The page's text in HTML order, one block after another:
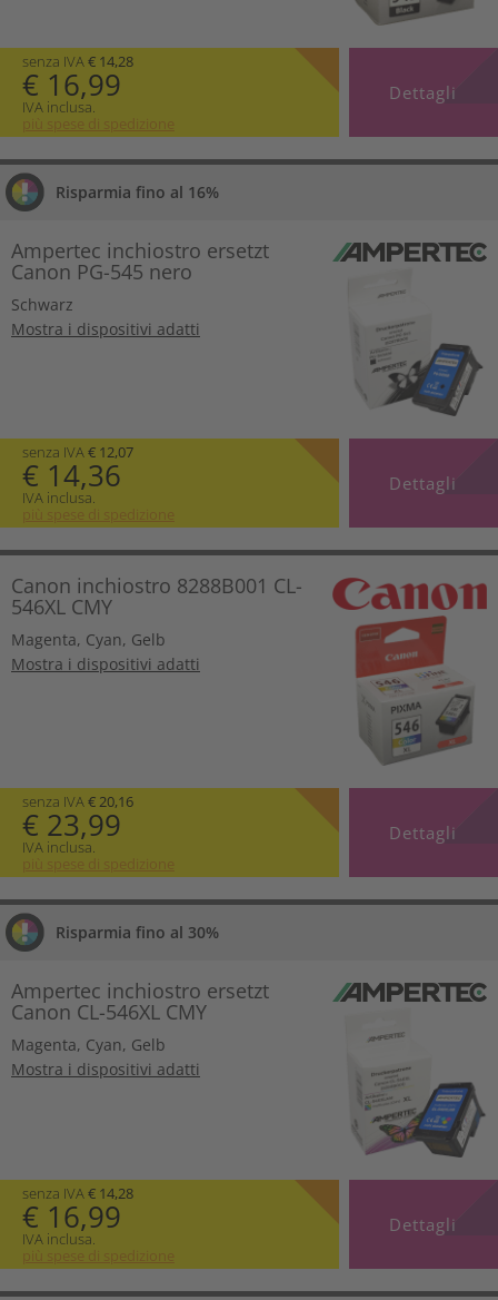
senza IVA€ 14,28
€ 16,99
IVA inclusa.
più spese di spedizione
Dettagli
Risparmia fino al 16%
Ampertec inchiostro ersetzt
Canon PG-545 nero
Schwarz
Mostra i dispositivi adatti
senza IVA€ 12,07
€ 14,36
IVA inclusa.
più spese di spedizione
Dettagli
Canon inchiostro 8288B001 CL-
546XL CMY
Magenta, Cyan, Gelb
Mostra i dispositivi adatti
senza IVA€ 20,16
€ 23,99
IVA inclusa.
più spese di spedizione
Dettagli
Risparmia fino al 30%
Ampertec inchiostro ersetzt
Canon CL-546XL CMY
Magenta, Cyan, Gelb
Mostra i dispositivi adatti
senza IVA € 14,28
€ 16,99
IVA inclusa.
più spese di spedizione
Dettagli